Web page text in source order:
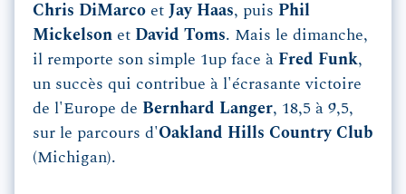
Chris DiMarco et Jay Haas, puis Phil
Mickelson et David Toms. Mais le dimanche,
il remporte son simple 1up face à Fred Funk,
un succès qui contribue à l'écrasante victoire
de l'Europe de Bernhard Langer, 18,5 à 9,5,
sur le parcours d'Oakland Hills Country Club
(Michigan).